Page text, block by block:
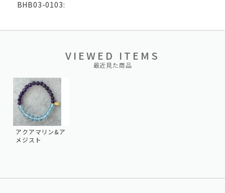
BHB03-0103:
VIEWED ITEMS
最近見た商品
アクアマリン&ア
メジスト